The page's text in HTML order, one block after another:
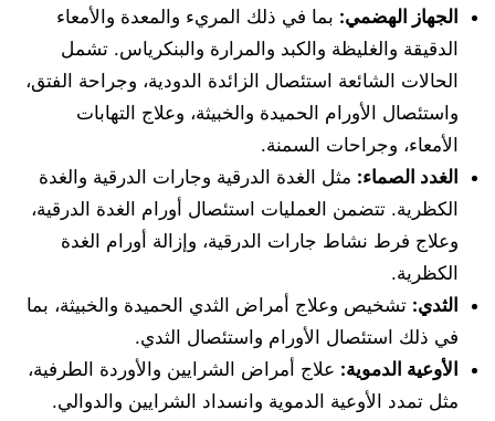
الجهاز الهضمي: بما في ذلك المريء والمعدة والأمعاء
الدقيقة والغليظة والكبد والمرارة والبنكرياس. تشمل
الحالات الشائعة استئصال الزائدة الدودية، وجراحة الفتق،
واستئصال الأورام الحميدة والخبيثة، وعلاج التهابات
الأمعاء، وجراحات السمنة.
الغدد الصماء: مثل الغدة الدرقية وجارات الدرقية والغدة
الكظرية. تتضمن العمليات استئصال أورام الغدة الدرقية،
وعلاج فرط نشاط جارات الدرقية، وإزالة أورام الغدة
الكظرية.
الثدي: تشخيص وعلاج أمراض الثدي الحميدة والخبيثة، بما
في ذلك استئصال الأورام واستئصال الثدي.
الأوعية الدموية: علاج أمراض الشرايين والأوردة الطرفية،
مثل تمدد الأوعية الدموية وانسداد الشرايين والدوالي.